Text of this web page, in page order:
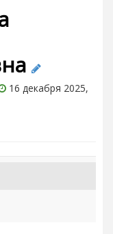
16 декабря 2025,